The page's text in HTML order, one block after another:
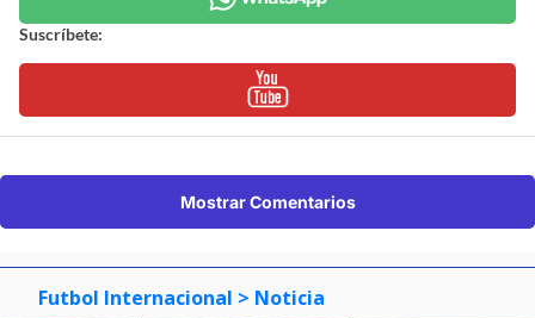
Suscríbete:
Mostrar Comentarios
Futbol Internacional > Noticia